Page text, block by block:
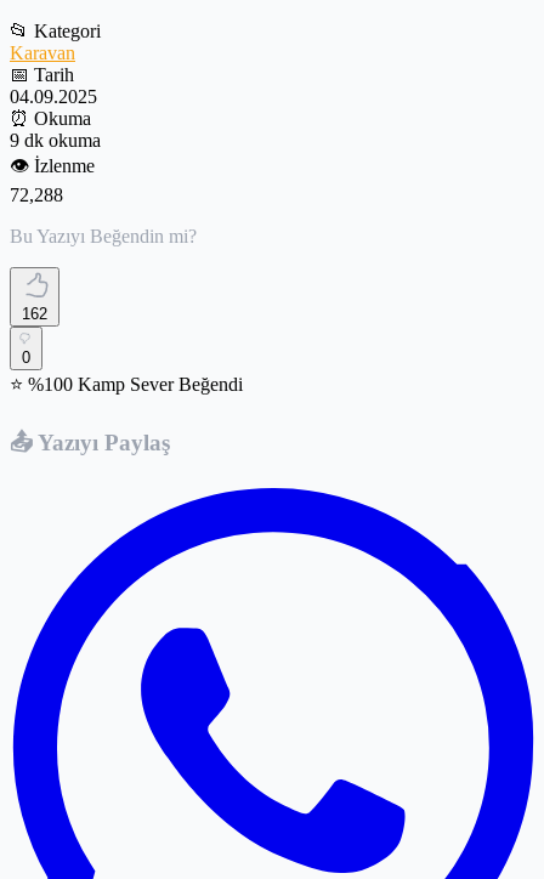
📂 Kategori
Karavan
📅 Tarih
04.09.2025
⏰ Okuma
9 dk okuma
👁️ İzlenme
72,288
Bu Yazıyı Beğendin mi?
162
0
⭐ %100 Kamp Sever Beğendi
📤 Yazıyı Paylaş